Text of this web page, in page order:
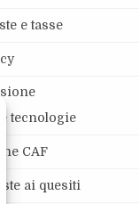
e tasse
tecnologie
CAF
ai quesiti